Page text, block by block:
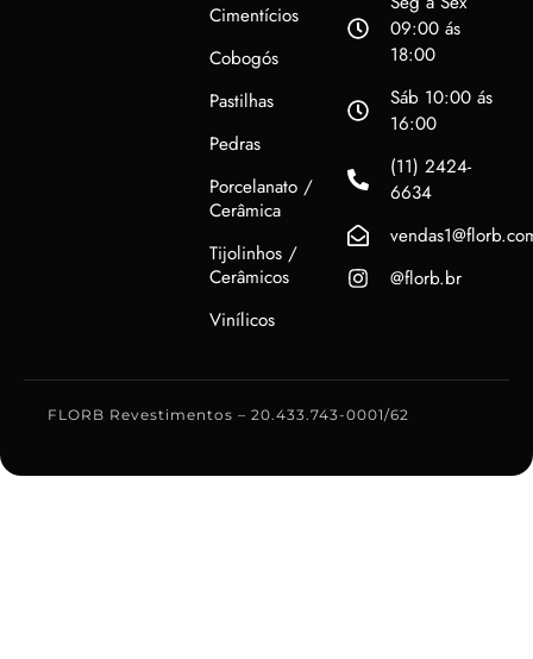
Cimentícios
Cobogós
Pastilhas
Pedras
Porcelanato /
Cerâmica
Tijolinhos /
Cerâmicos
Vinílicos
09:00 ás
18:00
Sáb 10:00 ás
16:00
(11) 2424-
6634
@florb.br
FLORB Revestimentos – 20.433.743-0001/62